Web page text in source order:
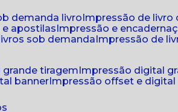
demanda livro impressão de livro
e apostilas impressão e
sob demanda impressão de
grande tiragem impressão digital
banner impressão offset e digital